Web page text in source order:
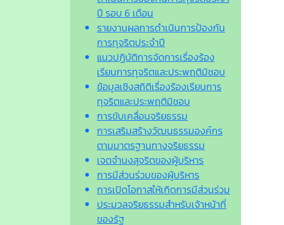
ปี รอบ 6 เดือน
รายงานผลการดำเนินการป้องกัน
การทุจริตประจำปี
แนวปฏิบัติการจัดการเรื่องร้อง
เรียนการทุจริตและประพฤติมิชอบ
ข้อมูลเชิงสถิติเรื่องร้องเรียนการ
ทุจริตและประพฤติมิชอบ
การขับเคลื่อนจริยธรรม
การเสริมสร้างวัฒนธรรมองค์กร
ตามมาตรฐานทางจริยธรรม
เจตจํานงสุจริตของผู้บริหาร
การมีส่วนร่วมของผู้บริหาร
การเปิดโอกาสให้เกิดการมีส่วนร่วม
ประมวลจริยธรรมสำหรับเจ้าหน้าที่
ของรัฐ